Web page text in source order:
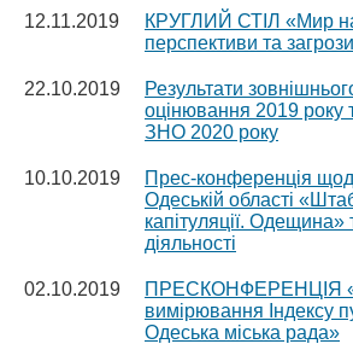
12.11.2019
КРУГЛИЙ СТІЛ «Мир на
перспективи та
22.10.2019
Результати
оцінювання 2019 року
ЗНО 2020 року
10.10.2019
Прес-конференція
Одеській області
капітуляції. Одещина»
діяльності
02.10.2019
ПРЕСКОНФЕРЕНЦІЯ
вимірювання Індексу
Одеська міська рада»